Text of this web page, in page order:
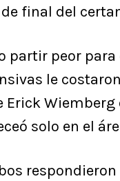
final del
partir peor para
le
solo en el
respondieron